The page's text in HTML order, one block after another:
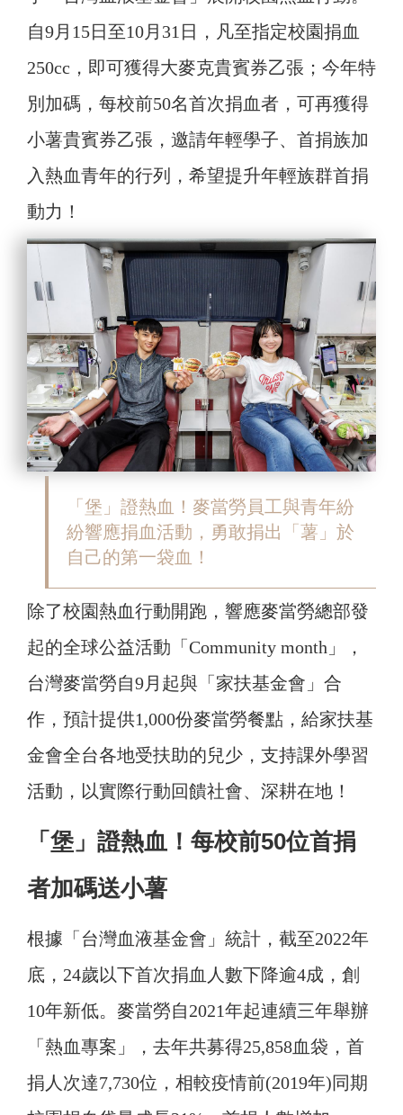
自9月15日至10月31日，凡至指定校園捐血
250cc，即可獲得大麥克貴賓券乙張；今年特
別加碼，每校前50名首次捐血者，可再獲得
小薯貴賓券乙張，邀請年輕學子、首捐族加
入熱血青年的行列，希望提升年輕族群首捐
動力！
「堡」證熱血！麥當勞員工與青年紛
紛響應捐血活動，勇敢捐出「薯」於
自己的第一袋血！
除了校園熱血行動開跑，響應麥當勞總部發
起的全球公益活動「Community month」，
台灣麥當勞自9月起與「家扶基金會」合
作，預計提供1,000份麥當勞餐點，給家扶基
金會全台各地受扶助的兒少，支持課外學習
活動，以實際行動回饋社會、深耕在地！
「堡」證熱血！每校前50位首捐
者加碼送小薯
根據「台灣血液基金會」統計，截至2022年
底，24歲以下首次捐血人數下降逾4成，創
10年新低。麥當勞自2021年起連續三年舉辦
「熱血專案」，去年共募得25,858血袋，首
捐人次達7,730位，相較疫情前(2019年)同期